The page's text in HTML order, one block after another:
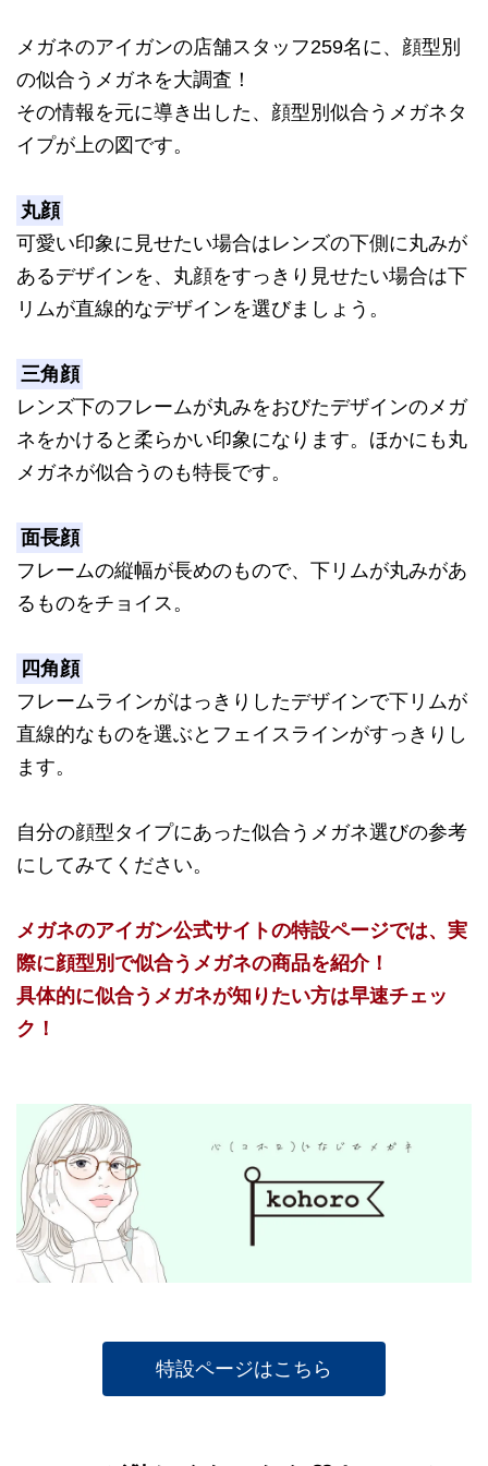
メガネのアイガンの店舗スタッフ259名に、顔型別
の似合うメガネを大調査！
その情報を元に導き出した、顔型別似合うメガネタ
イプが上の図です。
丸顔
可愛い印象に見せたい場合はレンズの下側に丸みが
あるデザインを、丸顔をすっきり見せたい場合は下
リムが直線的なデザインを選びましょう。
三角顔
レンズ下のフレームが丸みをおびたデザインのメガ
ネをかけると柔らかい印象になります。ほかにも丸
メガネが似合うのも特長です。
面長顔
フレームの縦幅が長めのもので、下リムが丸みがあ
るものをチョイス。
四角顔
フレームラインがはっきりしたデザインで下リムが
直線的なものを選ぶとフェイスラインがすっきりし
ます。
自分の顔型タイプにあった似合うメガネ選びの参考
にしてみてください。
メガネのアイガン公式サイトの特設ページでは、実
際に顔型別で似合うメガネの商品を紹介！
具体的に似合うメガネが知りたい方は早速チェッ
ク！
特設ページはこちら